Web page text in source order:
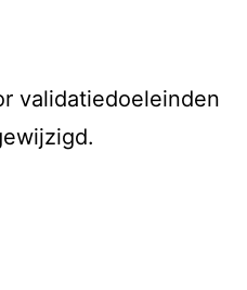
validatiedoeleinden